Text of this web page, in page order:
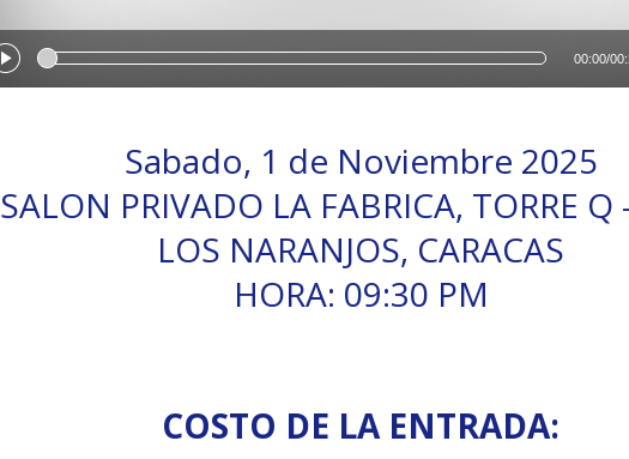
00:00/
Sabado, 1 de Noviembre 2025
SALON PRIVADO LA FABRICA, TORRE
LOS NARANJOS, CARACAS
HORA: 09:30 PM
COSTO DE LA ENTRADA: